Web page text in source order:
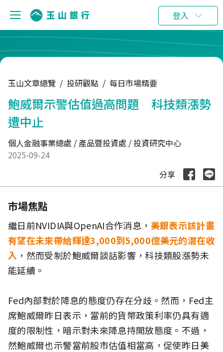
登入
玉山文章總覽 / 投研觀點 / 每日市場精要
鮑威爾示警估值過高問題 科技類漲勢
遭中止
個人金融事業總處 / 產品暨投資處 / 投資研究中心
2025-09-24
分享
市場焦點
繼日前NVIDIA與OpenAI合作消息， 美銀表示該計畫
有望在未來帶給輝達3,000到5,000億美元的潛在收
入 ，然而受制於鮑威爾談話影響，科技類股漲勢未
能延續。
Fed內部對於降息的態度仍存在分歧。然而，Fed主
席鮑威爾昨日表示，當前的貨幣政策利率仍具有適
度的限制性，暗示對未來降息持開放態度。不過，
然鮑威爾也示警當前股市估值相當高，促使昨日美